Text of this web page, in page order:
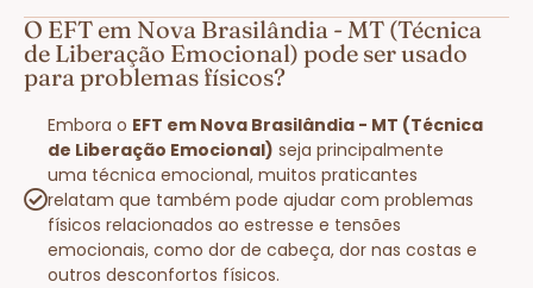
O EFT em Nova Brasilândia - MT (Técnica
de Liberação Emocional) pode ser usado
para problemas físicos?
Embora o EFT em Nova Brasilândia - MT (Técnica
de Liberação Emocional) seja principalmente
uma técnica emocional, muitos praticantes
relatam que também pode ajudar com problemas
físicos relacionados ao estresse e tensões
emocionais, como dor de cabeça, dor nas costas e
outros desconfortos físicos.